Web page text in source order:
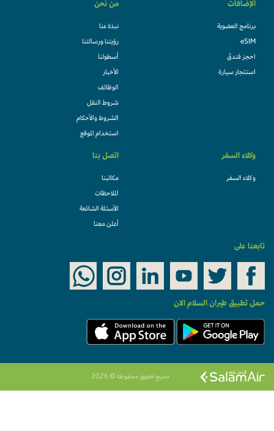
الإضافات
برنامج العضوية
eSIM
احجز فندقً
استئجار سيارة
من نحن
نبذة عنا
رؤيتنا ورسالتنا
أسطولنا
الأخبار
الوظائف
شروط النقل
الشروط والأحكام
استخدام الموقع
وكلاء السفر
وكلاء السفر
اتصل بنا
مكاتبنا
الملاحظات
الأسئلة الشائعة
أعلن معنا
تابعنا على
حمل تطبيق طيران السلام الان
جميع الحقوق محفوظة © 2026